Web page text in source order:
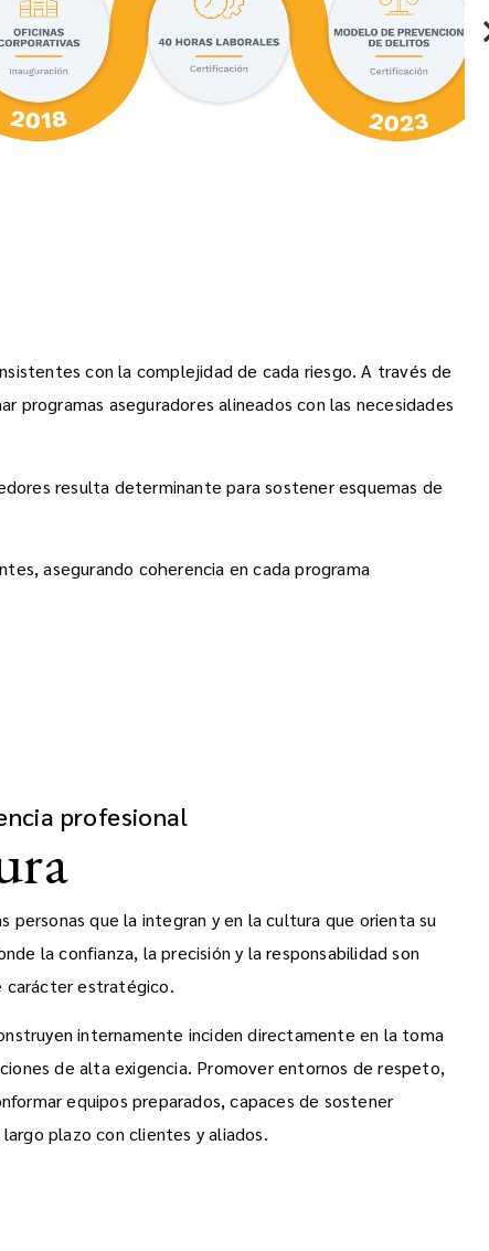
con la complejidad de cada riesgo. A través de
programas aseguradores alineados con las necesidades
resulta determinante para sostener esquemas de
asegurando coherencia en cada programa
profesional
personas que la integran y en la cultura que orienta su
la confianza, la precisión y la responsabilidad son
carácter estratégico.
internamente inciden directamente en la toma
de alta exigencia. Promover entornos de respeto,
equipos preparados, capaces de sostener
plazo con clientes y aliados.